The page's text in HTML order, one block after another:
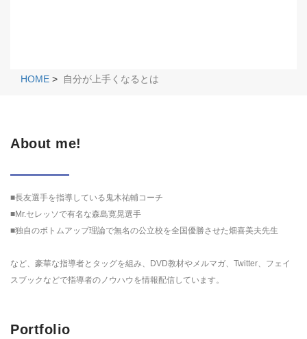
HOME > 自分が上手くなるとは
About me!
■長友選手を指導している鬼木祐輔コーチ
■Mr.セレッソで有名な森島寛晃選手
■独自のボトムアップ理論で無名の公立校を全国優勝させた畑喜美夫先生
など、豪華な指導者とタッグを組み、DVD教材やメルマガ、Twitter、フェイ
スブックなどで指導者のノウハウを情報配信しています。
Portfolio